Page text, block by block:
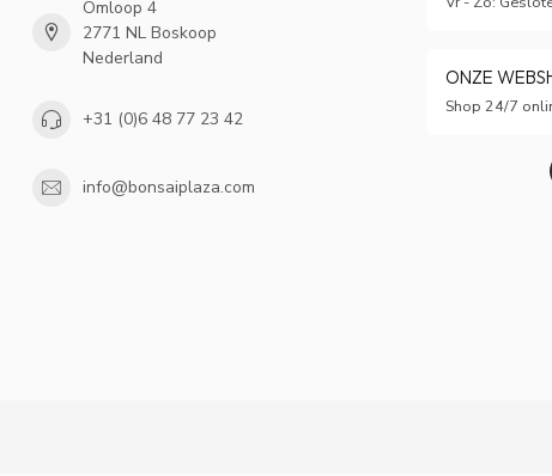
Omloop 4
2771 NL Boskoop
Nederland
+31 (0)6 48 77 23 42
info@bonsaiplaza.com
ONZE
Shop 24/7